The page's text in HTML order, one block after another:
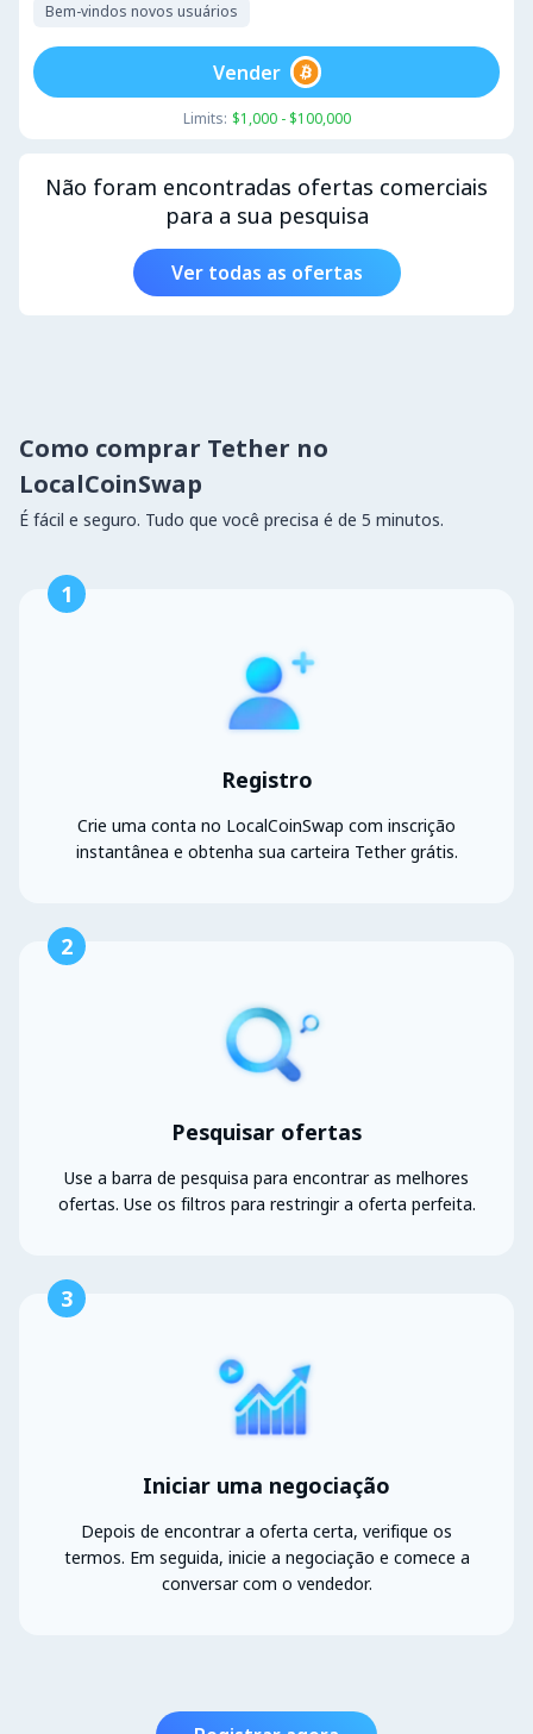
Bem-vindos novos usuários
Limits: $1,000 - $100,000
Vender
Não foram encontradas ofertas comerciais
para a sua pesquisa
Ver todas as ofertas
Como comprar Tether no
LocalCoinSwap
É fácil e seguro. Tudo que você precisa é de 5 minutos.
1
Registro
Crie uma conta no LocalCoinSwap com inscrição
instantânea e obtenha sua carteira Tether grátis.
2
Pesquisar ofertas
Use a barra de pesquisa para encontrar as melhores
ofertas. Use os filtros para restringir a oferta perfeita.
3
Iniciar uma negociação
Depois de encontrar a oferta certa, verifique os
termos. Em seguida, inicie a negociação e comece a
conversar com o vendedor.